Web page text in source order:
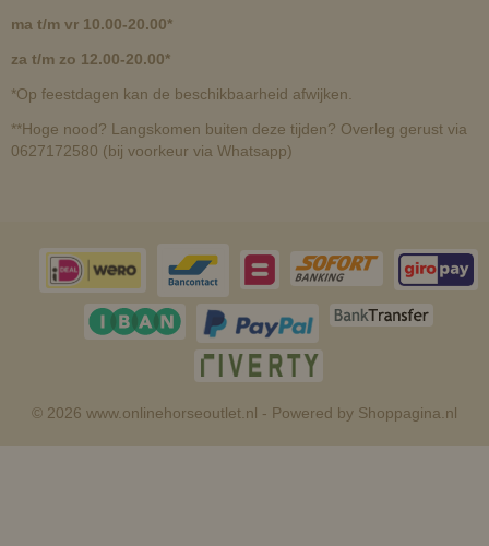
ma t/m vr 10.00-20.00*
za t/m zo 12.00-20.00*
*Op feestdagen kan de beschikbaarheid afwijken.
**Hoge nood? Langskomen buiten deze tijden? Overleg gerust via
0627172580 (bij voorkeur via Whatsapp)
© 2026 www.onlinehorseoutlet.nl - Powered by Shoppagina.nl